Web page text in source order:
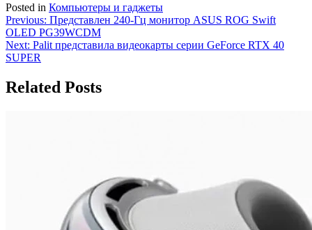
Posted in Компьютеры и гаджеты
Навигация
по
записям
Previous: Представлен 240-Гц монитор ASUS ROG Swift
OLED PG39WCDM
Next: Palit представила видеокарты серии GeForce RTX 40
SUPER
Related Posts